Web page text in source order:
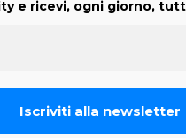
e ricevi, ogni giorno,